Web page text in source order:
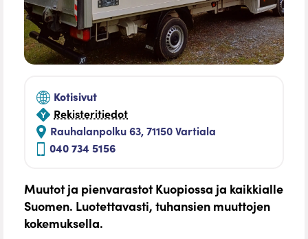
Rauhalanpolku 63, 71150 Vartiala
040 734 5156
Kotisivut
Rekisteritiedot
Muutot ja pienvarastot Kuopiossa ja kaikkialle
Suomen. Luotettavasti, tuhansien muuttojen
kokemuksella.